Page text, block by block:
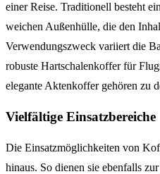
einer Reise. Traditionell besteht
weichen Außenhülle, die den
Verwendungszweck variiert die
robuste Hartschalenkoffer für
elegante Aktenkoffer gehören zu
Vielfältige Einsatzbereiche
Die Einsatzmöglichkeiten von
hinaus. So dienen sie ebenfalls